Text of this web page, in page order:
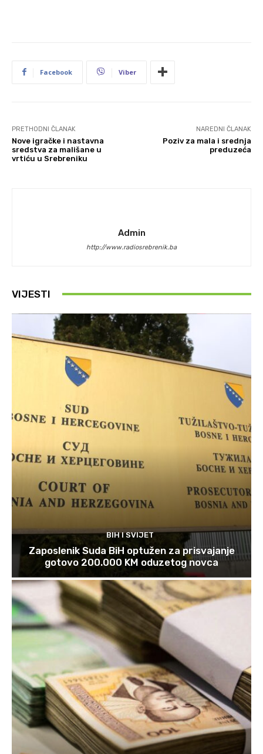
Facebook Viber
PRETHODNI ČLANAK
Nove igračke i nastavna
sredstva za mališane u
vrtiću u Srebreniku
NAREDNI ČLANAK
Poziv za mala i srednja
preduzeća
Admin
http://www.radiosrebrenik.ba
VIJESTI
BIH I SVIJET
Zaposlenik Suda BiH optužen za prisvajanje
gotovo 200.000 KM oduzetog novca